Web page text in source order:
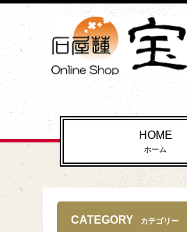
HOME
ホーム
CATEGORY カテゴリー